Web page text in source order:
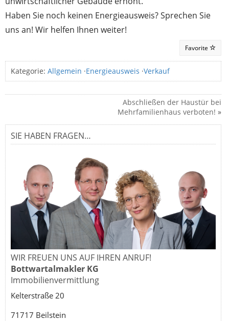
Haben Sie noch keinen Energieausweis? Sprechen Sie
uns an! Wir helfen Ihnen weiter!
Favorite
Kategorie: Allgemein ·Energieausweis ·Verkauf
Abschließen der Haustür bei
Mehrfamilienhaus verboten! »
SIE HABEN FRAGEN…
WIR FREUEN UNS AUF IHREN ANRUF!
Bottwartalmakler KG
Immobilienvermittlung
Kelterstraße 20
71717 Beilstein